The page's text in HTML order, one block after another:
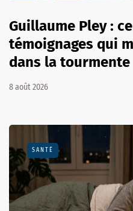
Guillaume Pley :
témoignages qui
dans la tourmente
8 août 2026
SANTÉ